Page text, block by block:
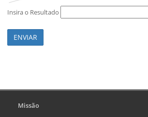
Insira o Resultado
ENVIAR
Missão